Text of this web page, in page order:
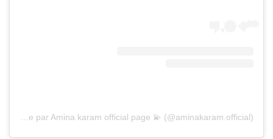
Une publication partagée par Amina karam official page 💫 (@aminakaram.official)